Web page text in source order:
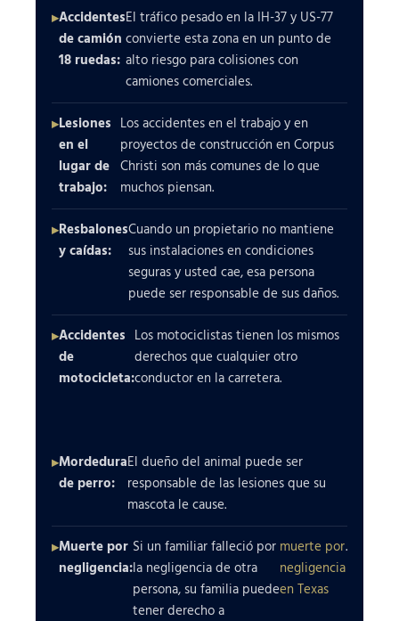
Accidentes
de camión
18 ruedas:
El tráfico pesado en la IH-37 y US-77
convierte esta zona en un punto de
alto riesgo para colisiones con
camiones comerciales.
Lesiones
en el
lugar de
trabajo:
Los accidentes en el trabajo y en
proyectos de construcción en Corpus
Christi son más comunes de lo que
muchos piensan.
Resbalones
y caídas:
Cuando un propietario no mantiene
sus instalaciones en condiciones
seguras y usted cae, esa persona
puede ser responsable de sus daños.
Accidentes
de
motocicleta:
Los motociclistas tienen los mismos
derechos que cualquier otro
conductor en la carretera.
Mordedura
de perro:
El dueño del animal puede ser
responsable de las lesiones que su
mascota le cause.
Muerte por
negligencia:
Si un familiar falleció por
la negligencia de otra
persona, su familia puede
tener derecho a
muerte por
negligencia
en Texas
.